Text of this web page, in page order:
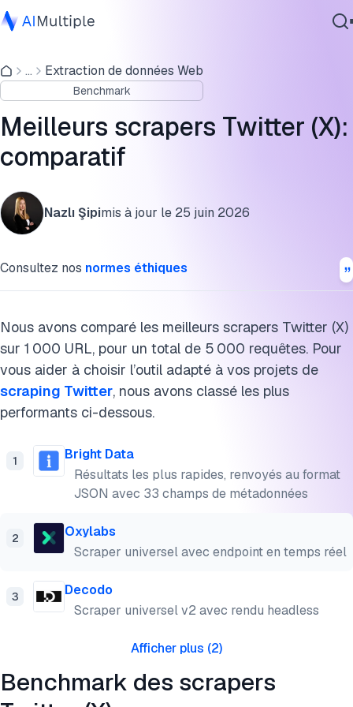
IA agentique
cybersécurité
Données
Logiciel d'entreprise
Services
... Extraction de données Web
Benchmark
Meilleurs scrapers Twitter (X):
comparatif
Nazlı Şipimis à jour le 25 juin 2026
Consultez nos normes éthiques
Nous avons comparé les meilleurs scrapers Twitter (X)
sur 1 000 URL, pour un total de 5 000 requêtes. Pour
vous aider à choisir l’outil adapté à vos projets de
scraping Twitter, nous avons classé les plus
performants ci-dessous.
1
Bright Data
Résultats les plus rapides, renvoyés au format
JSON avec 33 champs de métadonnées
2
Oxylabs
Scraper universel avec endpoint en temps réel
3
Decodo
Scraper universel v2 avec rendu headless
Afficher plus (2)
Benchmark des scrapers
Quelles données peuvent être scrapées depuis Twitter
Les meilleurs outils de scraping Twitter
FAQ